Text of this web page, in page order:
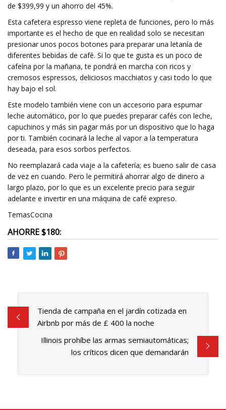
de $399,99 y un ahorro del 45%.
Esta cafetera espresso viene repleta de funciones, pero lo más
importante es el hecho de que en realidad solo se necesitan
presionar unos pocos botones para preparar una letanía de
diferentes bebidas de café. Si lo que te gusta es un poco de
cafeína por la mañana, te pondrá en marcha con ricos y
cremosos espressos, deliciosos macchiatos y casi todo lo que
hay bajo el sol.
Este modelo también viene con un accesorio para espumar
leche automático, por lo que puedes preparar cafés con leche,
capuchinos y más sin pagar más por un dispositivo que lo haga
por ti. También cocinará la leche al vapor a la temperatura
deseada, para esos sorbos perfectos.
No reemplazará cada viaje a la cafetería; es bueno salir de casa
de vez en cuando. Pero le permitirá ahorrar algo de dinero a
largo plazo, por lo que es un excelente precio para seguir
adelante e invertir en una máquina de café expreso.
TemasCocina
AHORRE $180:
Tienda de campaña en el jardín cotizada en
Airbnb por más de £ 400 la noche
Illinois prohíbe las armas semiautomáticas;
los críticos dicen que demandarán